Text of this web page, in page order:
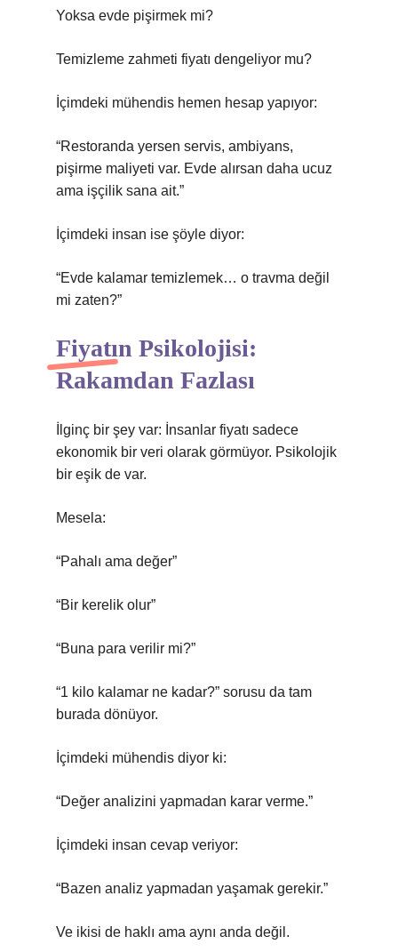
Yoksa evde pişirmek mi?
Temizleme zahmeti fiyatı dengeliyor mu?
İçimdeki mühendis hemen hesap yapıyor:
“Restoranda yersen servis, ambiyans,
pişirme maliyeti var. Evde alırsan daha ucuz
ama işçilik sana ait.”
İçimdeki insan ise şöyle diyor:
“Evde kalamar temizlemek… o travma değil
mi zaten?”
Fiyatın Psikolojisi:
Rakamdan Fazlası
İlginç bir şey var: İnsanlar fiyatı sadece
ekonomik bir veri olarak görmüyor. Psikolojik
bir eşik de var.
Mesela:
“Pahalı ama değer”
“Bir kerelik olur”
“Buna para verilir mi?”
“1 kilo kalamar ne kadar?” sorusu da tam
burada dönüyor.
İçimdeki mühendis diyor ki:
“Değer analizini yapmadan karar verme.”
İçimdeki insan cevap veriyor:
“Bazen analiz yapmadan yaşamak gerekir.”
Ve ikisi de haklı ama aynı anda değil.